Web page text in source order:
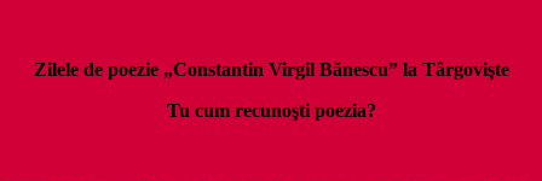
Zilele de poezie „Constantin Virgil Bănescu” la Târgovişte
Tu cum recunoşti poezia?